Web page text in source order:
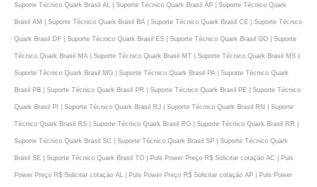
Suporte Técnico Quark Brasil AL | Suporte Técnico Quark Brasil AP | Suporte Técnico Quark
Brasil AM | Suporte Técnico Quark Brasil BA | Suporte Técnico Quark Brasil CE | Suporte Técnico
Quark Brasil DF | Suporte Técnico Quark Brasil ES | Suporte Técnico Quark Brasil GO | Suporte
Técnico Quark Brasil MA | Suporte Técnico Quark Brasil MT | Suporte Técnico Quark Brasil MS |
Suporte Técnico Quark Brasil MG | Suporte Técnico Quark Brasil PA | Suporte Técnico Quark
Brasil PB | Suporte Técnico Quark Brasil PR | Suporte Técnico Quark Brasil PE | Suporte Técnico
Quark Brasil PI | Suporte Técnico Quark Brasil RJ | Suporte Técnico Quark Brasil RN | Suporte
Técnico Quark Brasil RS | Suporte Técnico Quark Brasil RO | Suporte Técnico Quark Brasil RR |
Suporte Técnico Quark Brasil SC | Suporte Técnico Quark Brasil SP | Suporte Técnico Quark
Brasil SE | Suporte Técnico Quark Brasil TO | Puls Power Preço R$ Solicitar cotaçāo AC | Puls
Power Preço R$ Solicitar cotaçāo AL | Puls Power Preço R$ Solicitar cotaçāo AP | Puls Power